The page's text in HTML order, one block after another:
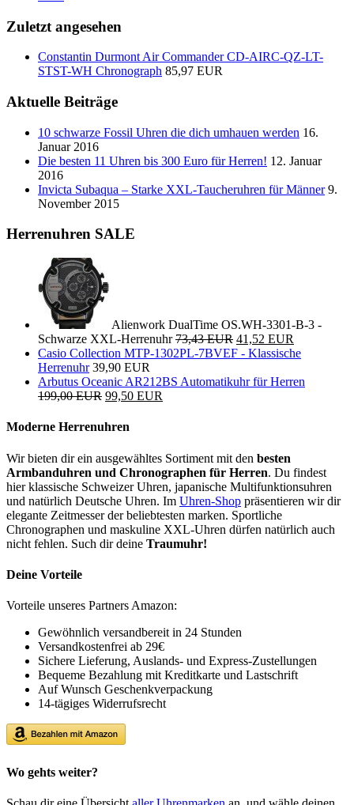
Zuletzt angesehen
Constantin Durmont Air Commander CD-AIRC-QZ-LT-
STST-WH Chronograph 85,97 EUR
Aktuelle Beiträge
10 schwarze Fossil Uhren die dich umhauen werden 16.
Januar 2016
Die besten 11 Uhren bis 300 Euro für Herren! 12. Januar
2016
Invicta Subaqua – Starke XXL-Taucheruhren für Männer 9.
November 2015
Herrenuhren SALE
Alienwork DualTime OS.WH-3301-B-3 -
Schwarze XXL-Herrenuhr73,43 EUR 41,52 EUR
Casio Collection MTP-1302PL-7BVEF - Klassische
Herrenuhr 39,90 EUR
Arbutus Oceanic AR212BS Automatikuhr für Herren
199,00 EUR 99,50 EUR
Moderne Herrenuhren
Wir bieten dir ein ausgewähltes Sortiment mit den besten
Armbanduhren und Chronographen für Herren. Du findest
hier klassische Schweizer Uhren, japanische Multifunktionsuhren
und natürlich Deutsche Uhren. Im Uhren-Shop präsentieren wir dir
elegante Zeitmesser der beliebtesten marken. Sportliche
Chronographen und maskuline XXL-Uhren dürfen natürlich auch
nicht fehlen. Such dir deine Traumuhr!
Deine Vorteile
Vorteile unseres Partners Amazon:
Gewöhnlich versandbereit in 24 Stunden
Versandkostenfrei ab 29€
Sichere Lieferung, Auslands- und Express-Zustellungen
Bequeme Bezahlung mit Kreditkarte und Lastschrift
Auf Wunsch Geschenkverpackung
14-tägiges Widerrufsrecht
Wo gehts weiter?